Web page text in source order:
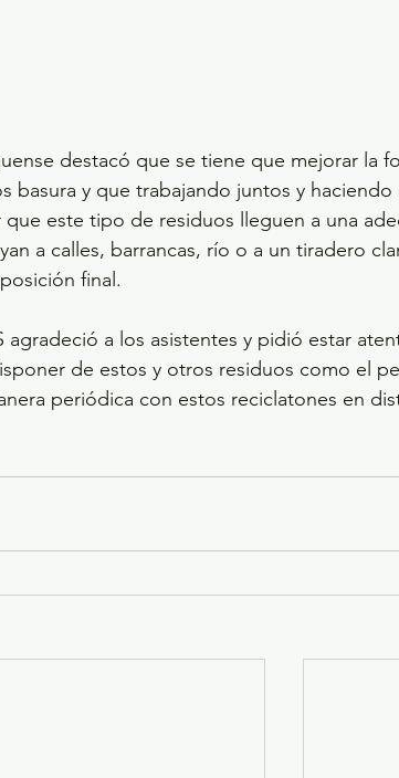
destacó que se tiene que mejorar la
basura y que trabajando juntos y haciendo
este tipo de residuos lleguen a una
a calles, barrancas, río o a un tiradero
final.
agradeció a los asistentes y pidió estar
de estos y otros residuos como el
periódica con estos reciclatones en